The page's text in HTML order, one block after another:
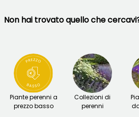
Non hai trovato quello che
Piante perenni a
prezzo basso
Collezioni di
perenni